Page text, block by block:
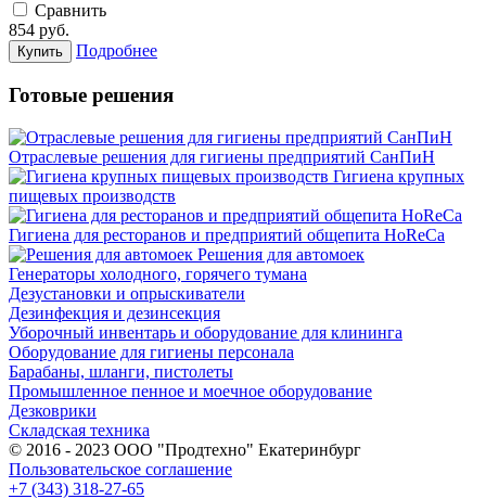
Cравнить
854 руб.
Купить Подробнее
Готовые решения
Отраслевые решения для гигиены предприятий СанПиН
Гигиена крупных
пищевых производств
Гигиена для ресторанов и предприятий общепита HoReCa
Решения для автомоек
Генераторы холодного, горячего тумана
Дезустановки и опрыскиватели
Дезинфекция и дезинсекция
Уборочный инвентарь и оборудование для клининга
Оборудование для гигиены персонала
Барабаны, шланги, пистолеты
Промышленное пенное и моечное оборудование
Дезковрики
Складская техника
© 2016 - 2023 ООО "Продтехно" Екатеринбург
Пользовательское соглашение
+7 (343) 318-27-65